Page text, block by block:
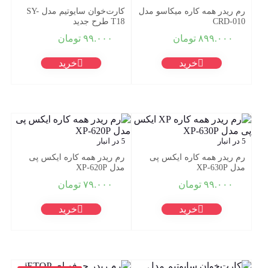
رم ریدر همه کاره میکاسو مدل
CRD-010
۸۹۹.۰۰۰ تومان
خرید
کارت‌خوان سایوتیم مدل SY-
T18 طرح جدید
۹۹.۰۰۰ تومان
خرید
5 در انبار
رم ریدر همه کاره ایکس پی
مدل XP-630P
۹۹.۰۰۰ تومان
خرید
5 در انبار
رم ریدر همه کاره ایکس پی
مدل XP-620P
۷۹.۰۰۰ تومان
خرید